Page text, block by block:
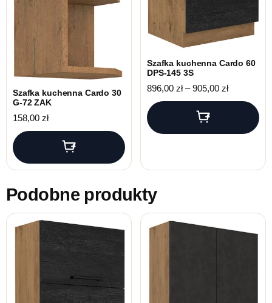
Szafka kuchenna Cardo 30
G-72 ZAK
158,00 zł
Szafka kuchenna Cardo 60
DPS-145 3S
896,00 zł – 905,00 złZakres
Podobne produkty